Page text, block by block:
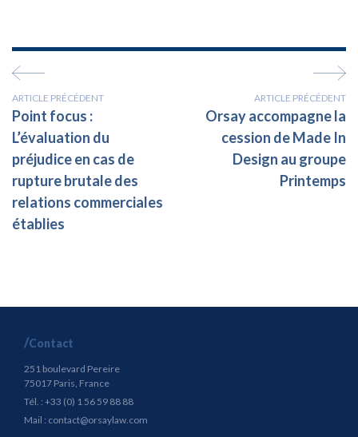
ARTICLE PRÉCÉDENT
Point focus :
L’évaluation du
préjudice en cas de
rupture brutale des
relations commerciales
établies
ARTICLE PRÉCÉDENT
Orsay accompagne la
cession de Made In
Design au groupe
Printemps
Contact
251 boulevard Pereire
75017 Paris, France
Tél. : +33 (0) 1 56 59 88 88
Mail : contact@orsaylaw.com